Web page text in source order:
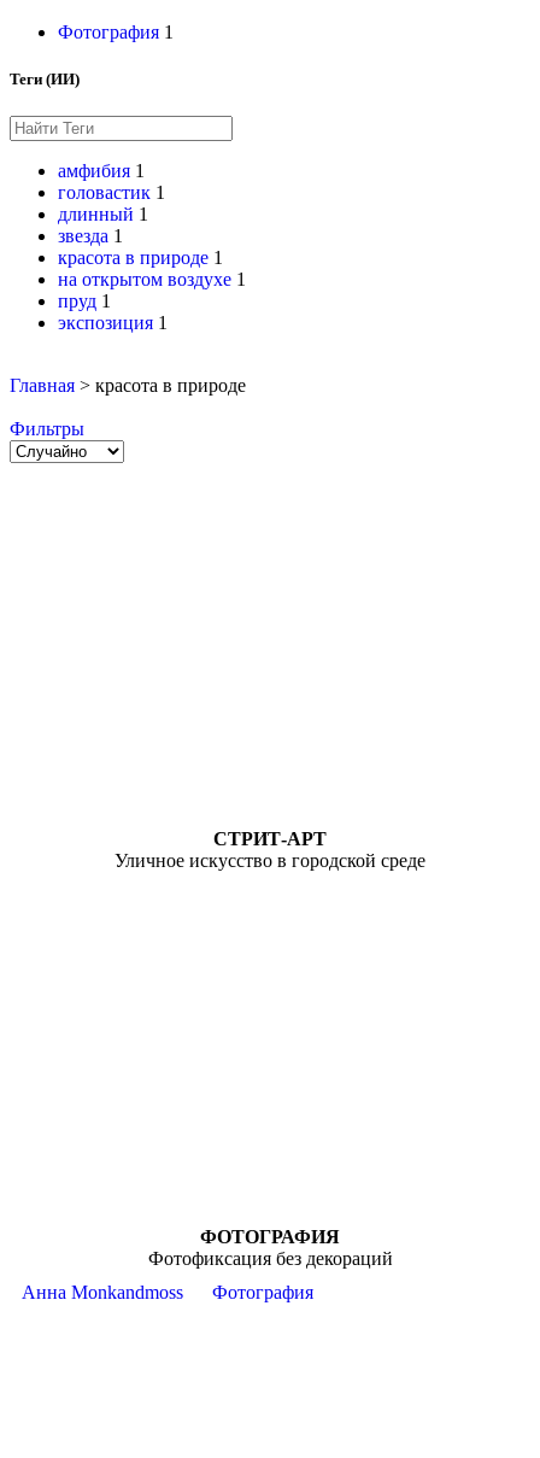
Фотография 1
Теги (ИИ)
амфибия 1
головастик 1
длинный 1
звезда 1
красота в природе 1
на открытом воздухе 1
пруд 1
экспозиция 1
Главная > красота в природе
Фильтры
СТРИТ-АРТ
Уличное искусство в городской среде
ФОТОГРАФИЯ
Фотофиксация без декораций
Анна Monkandmoss
Фотография